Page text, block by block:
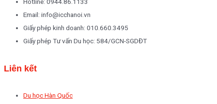
Email: info@icchanoi.vn
Giấy phép kinh doanh: 010.660.3495
Giấy phép Tư vấn Du học: 584/GCN-SGDĐT
Liên kết
Du học Hàn Quốc